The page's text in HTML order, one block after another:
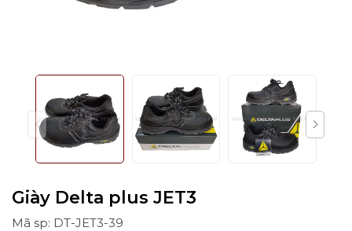
Giày Delta plus JET3
Mã sp: DT-JET3-39